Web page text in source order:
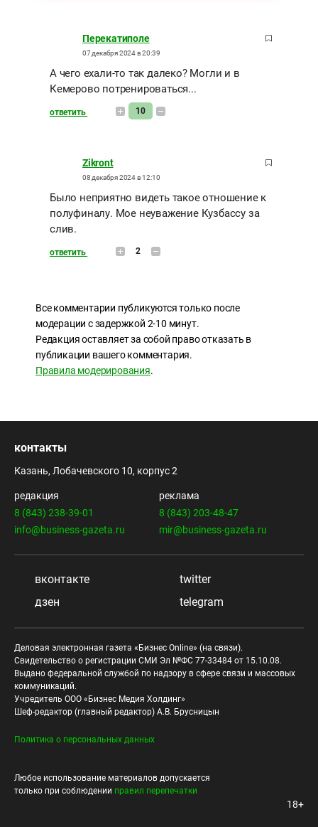
Перекатиполе
07 декабря 2024 в 20:39
А чего ехали-то так далеко? Могли и в
Кемерово потренироваться...
ответить 10
Zikront
08 декабря 2024 в 12:10
Было неприятно видеть такое отношение к
полуфиналу. Мое неуважение Кузбассу за
слив.
ответить 2
Все комментарии публикуются только после
модерации с задержкой 2-10 минут.
Редакция оставляет за собой право отказать в
публикации вашего комментария.
Правила модерирования.
контакты
Казань, Лобачевского 10, корпус 2
редакция
8 (843) 238-39-01
info@business-gazeta.ru
реклама
8 (843) 203-48-47
mir@business-gazeta.ru
вконтакте
twitter
дзен
telegram
Деловая электронная газета «Бизнес Online» (на связи).
Свидетельство о регистрации СМИ Эл №ФС 77-33484 от 15.10.08.
Выдано федеральной службой по надзору в сфере связи и массовых
коммуникаций.
Учредитель ООО «Бизнес Медия Холдинг»
Шеф-редактор (главный редактор) А.В. Брусницын
Политика о персональных данных
Любое использование материалов допускается
только при соблюдении правил перепечатки
18+